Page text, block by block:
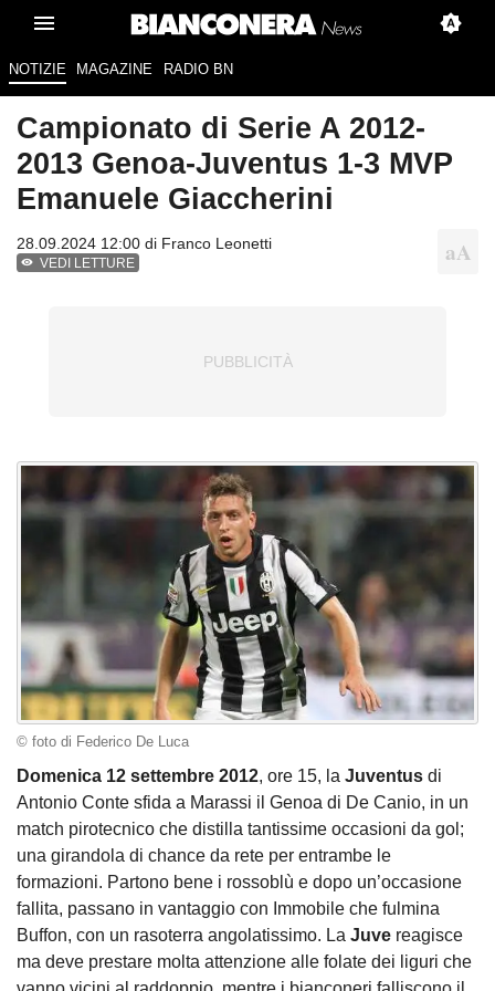
NOTIZIE MAGAZINE RADIO BN
Campionato di Serie A 2012-
2013 Genoa-Juventus 1-3 MVP
Emanuele Giaccherini
28.09.2024 12:00 di Franco Leonetti
VEDI LETTURE
© foto di Federico De Luca
Domenica 12 settembre 2012, ore 15, la Juventus di
Antonio Conte sfida a Marassi il Genoa di De Canio, in un
match pirotecnico che distilla tantissime occasioni da gol;
una girandola di chance da rete per entrambe le
formazioni. Partono bene i rossoblù e dopo un’occasione
fallita, passano in vantaggio con Immobile che fulmina
Buffon, con un rasoterra angolatissimo. La Juve reagisce
ma deve prestare molta attenzione alle folate dei liguri che